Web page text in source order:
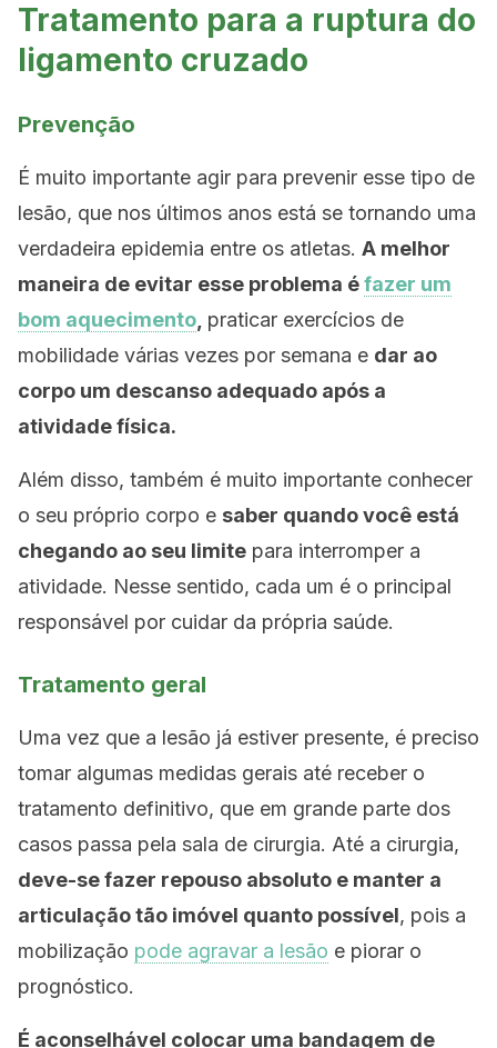
Tratamento para a ruptura do
ligamento cruzado
Prevenção
É muito importante agir para prevenir esse tipo de
lesão, que nos últimos anos está se tornando uma
verdadeira epidemia entre os atletas. A melhor
maneira de evitar esse problema éfazer um
bom aquecimento praticar exercícios de
mobilidade várias vezes por semana e dar ao
corpo um descanso adequado após a
atividade física.
Além disso, também é muito importante conhecer
o seu próprio corpo e saber quando você está
chegando ao seu limite para interromper a
atividade. Nesse sentido, cada um é o principal
responsável por cuidar da própria saúde.
Tratamento geral
Uma vez que a lesão já estiver presente, é preciso
tomar algumas medidas gerais até receber o
tratamento definitivo, que em grande parte dos
casos passa pela sala de cirurgia. Até a cirurgia,
deve-se fazer repouso absoluto e manter a
articulação tão imóvel quanto possível, pois a
mobilização pode agravar a lesão e piorar o
prognóstico.
É aconselhável colocar uma bandagem de